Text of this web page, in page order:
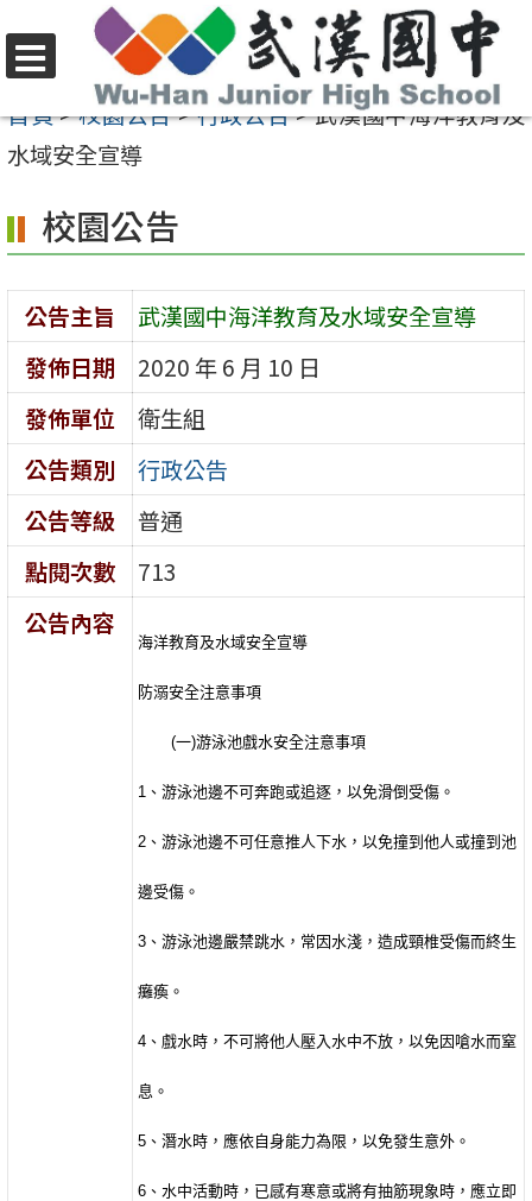
至
要
容
區
選
單
首頁>校園公告>行政公告>武漢國中海洋教育及
水域安全宣導
校園公告
公告主旨
武漢國中海洋教育及水域安全宣導
發佈日期
2020 年 6 月 10 日
發佈單位
衛生組
公告類別
行政公告
公告等級
普通
點閱次數
713
公告內容
海洋教育及水域安全宣導
防溺安全注意事項
(一)游泳池戲水安全注意事項
1 、游泳池邊不可奔跑或追逐，以免滑倒受傷。
2 、游泳池邊不可任意推人下水，以免撞到他人或撞到池
邊受傷。
3 、游泳池邊嚴禁跳水，常因水淺，造成頸椎受傷而終生
癱瘓。
4 、戲水時，不可將他人壓入水中不放，以免因嗆水而窒
息。
5 、潛水時，應依自身能力為限，以免發生意外。
6 、水中活動時，已感有寒意或將有抽筋現象時，應立即